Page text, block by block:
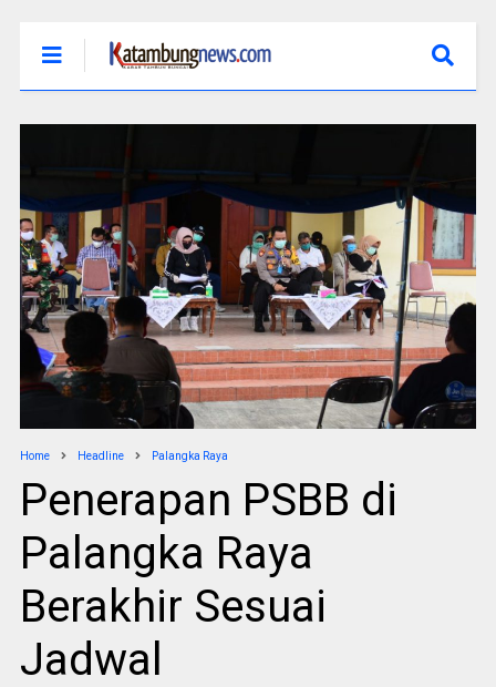
Home Headline Palangka Raya
Penerapan PSBB di
Palangka Raya
Berakhir Sesuai
Jadwal